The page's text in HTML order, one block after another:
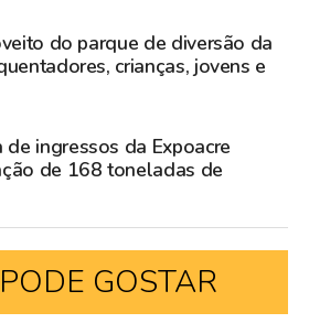
do parque de diversão da
crianças, jovens e
de ingressos da Expoacre
de 168 toneladas de
GOSTAR